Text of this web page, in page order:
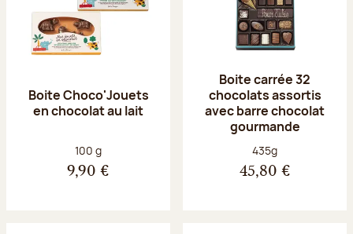
Boite Choco'Jouets
en chocolat au lait
Poids net :
100 g
9,90 €
Boite carrée 32
chocolats assortis
avec barre chocolat
gourmande
Poids net :
435g
45,80 €